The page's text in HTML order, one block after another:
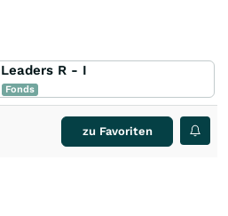
R - I
Fonds
zu Favoriten